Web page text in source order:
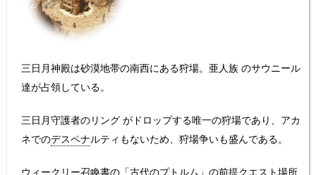
三日月神殿は砂漠地帯の南西にある狩場。亜人族 のサウニール
達が占領している。
三日月守護者のリング がドロップする唯一の狩場であり、アカ
ネでのデスペナルティもないため、狩場争いも盛んである。
ウィークリー召喚書の「古代のプトルム」の前提クエスト場所